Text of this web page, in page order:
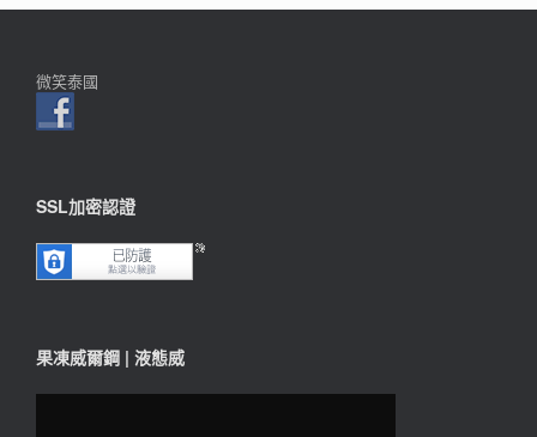
微笑泰國
SSL加密認證
果凍威爾鋼 | 液態威